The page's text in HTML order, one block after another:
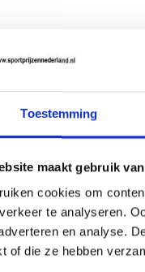
Toestemming
maakt gebruik
cookies om
te analyseren.
en analyse.
of die ze hebben